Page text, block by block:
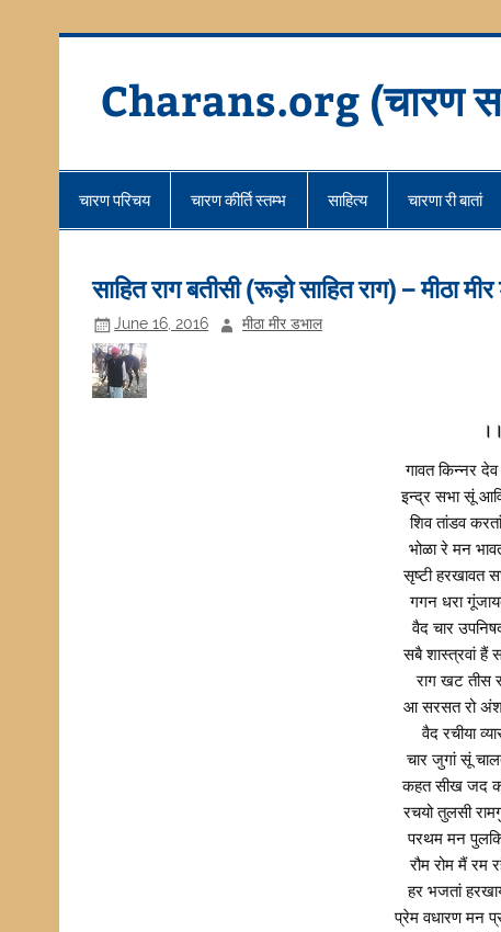
Charans.org (चारण
चारण परिचय चारण कीर्ति स्तम्भ साहित्य चारणा री बातां
साहित राग बतीसी (रूड़ो साहित राग) – मीठा
June 16, 2016 मीठा मीर डभाल
गावत किन्नर
इन्द्र सभा सूं
शिव तांडव
भोळा रे मन
सृष्टी हरखावत
गगन धरा
वैद चार
सबै शास्त्रवां हैं
राग खट तीस
आ सरसत रो अंश
वैद रचीया
चार जुगां सूं
कहत सीख जद
रचयो तुलसी
परथम मन
रौम रोम मैं रम
हर भजतां
प्रेम वधारण मन